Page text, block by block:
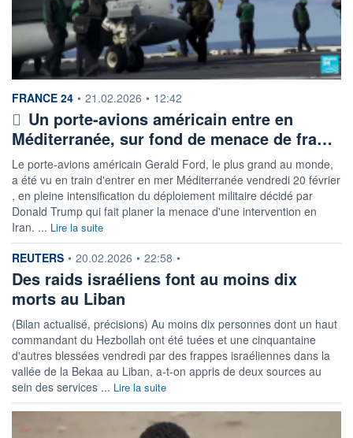
information fournie par
FRANCE 24 • 21.02.2026 • 12:42
Un porte-avions américain entre en
Méditerranée, sur fond de menace de fra…
Le porte-avions américain Gerald Ford, le plus grand au monde,
a été vu en train d'entrer en mer Méditerranée vendredi 20 février
, en pleine intensification du déploiement militaire décidé par
Donald Trump qui fait planer la menace d'une intervention en
Iran. ... Lire la suite
information fournie par
REUTERS • 20.02.2026 • 22:58 •
Des raids israéliens font au moins dix
morts au Liban
(Bilan actualisé, précisions) Au moins dix personnes dont un haut
commandant du Hezbollah ont été tuées et une cinquantaine
d'autres blessées vendredi par des frappes israéliennes dans la
vallée de la Bekaa au Liban, a-t-on appris de deux sources au
sein des services ... Lire la suite